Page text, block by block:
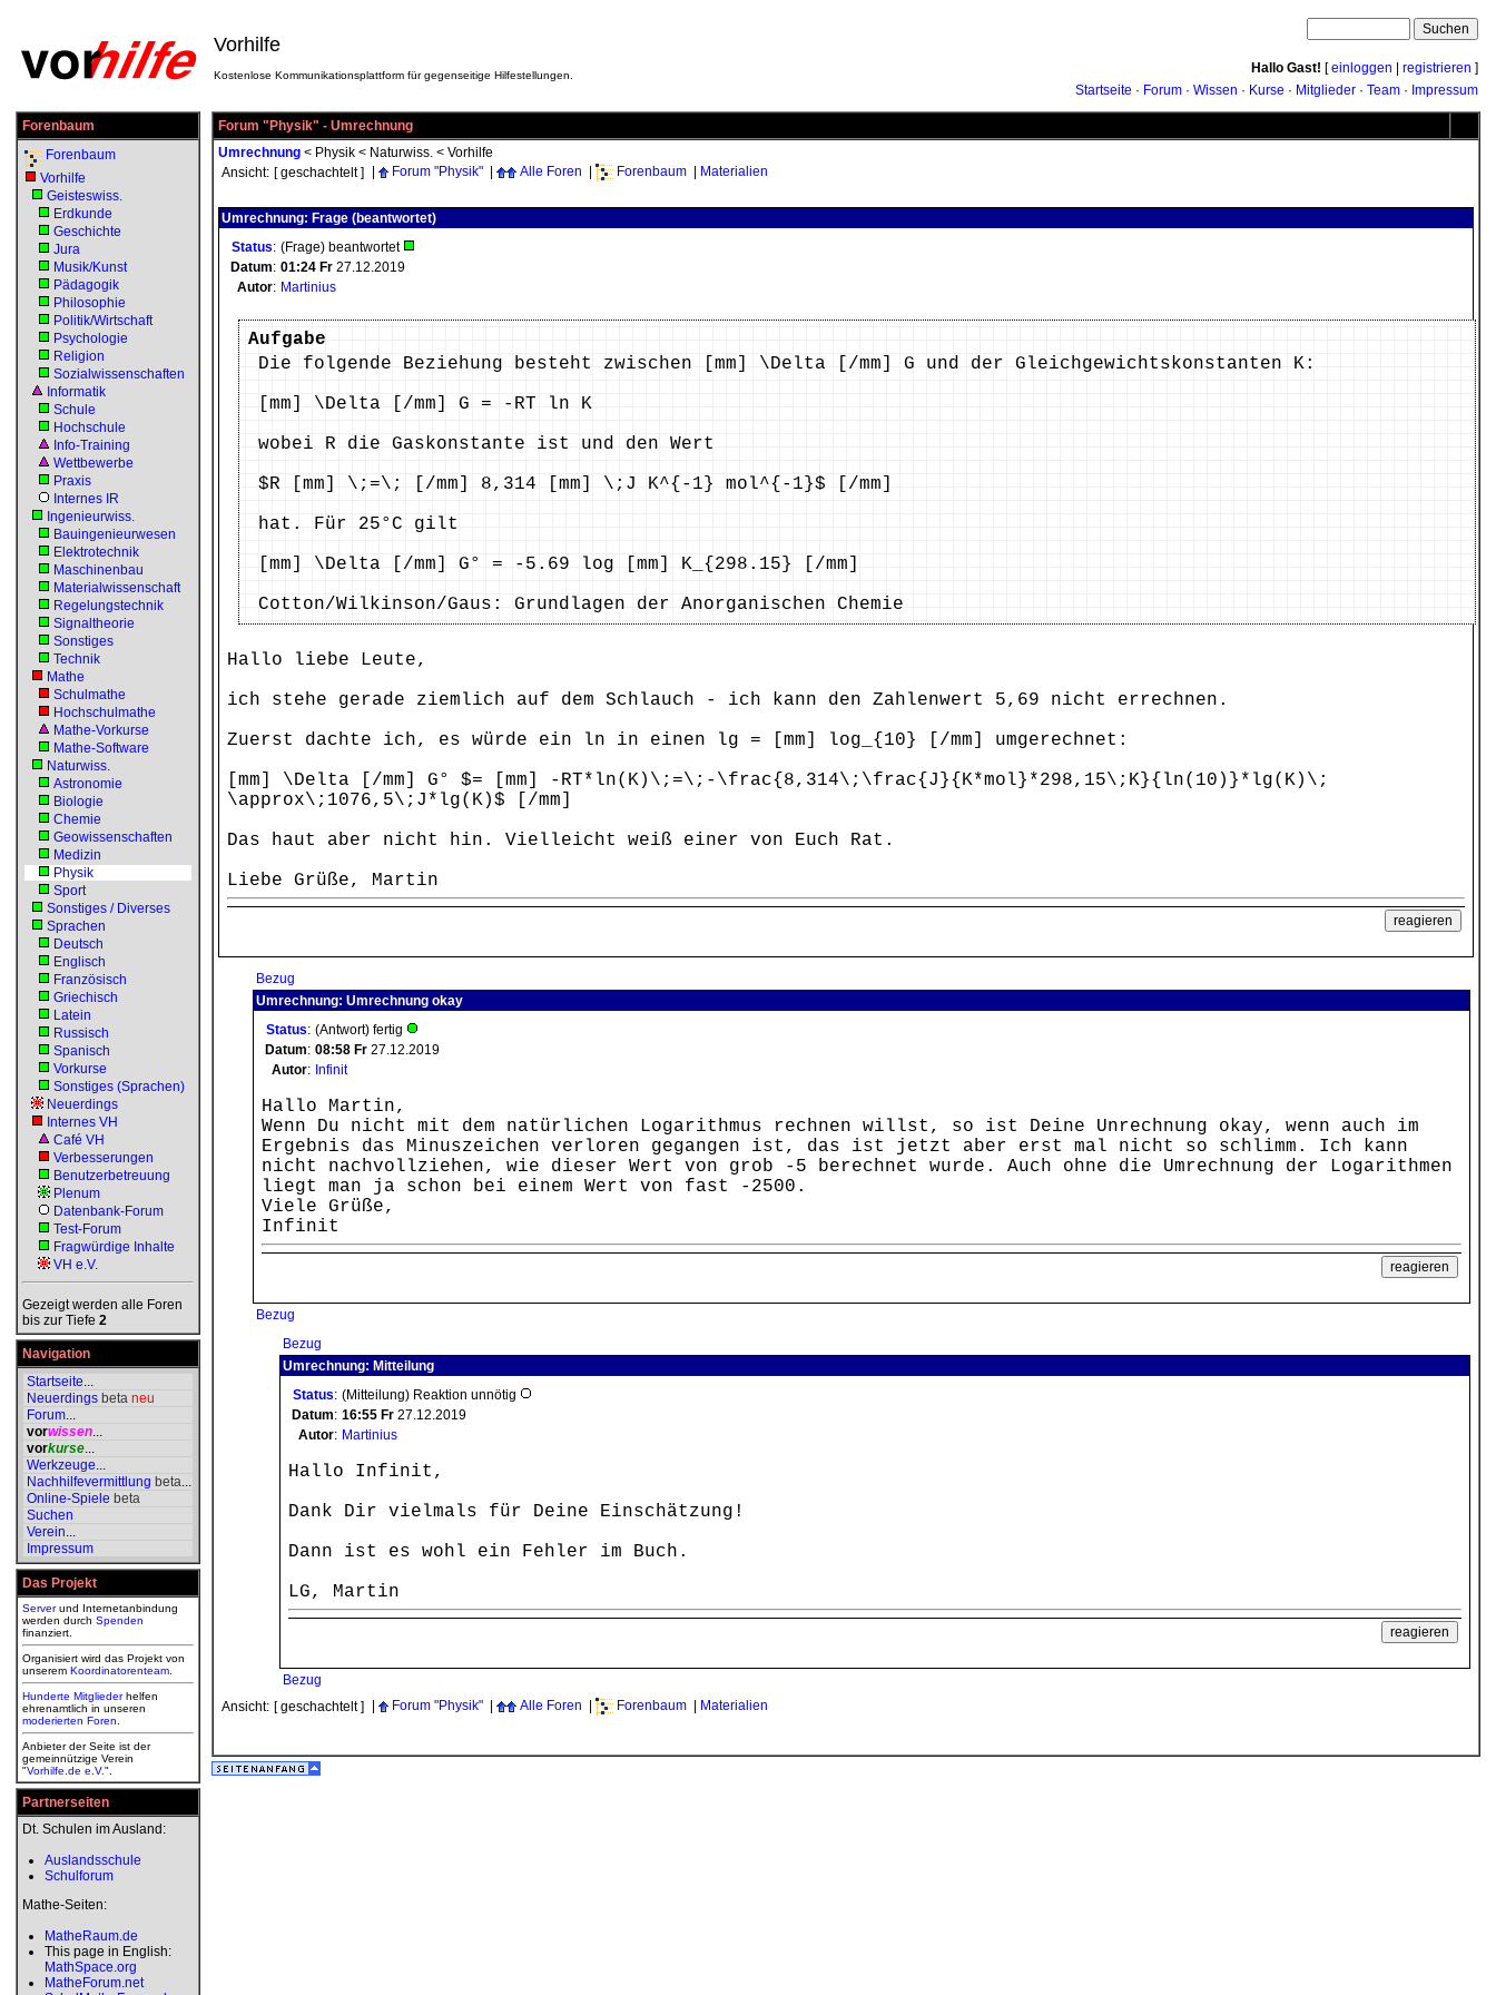
Vorhilfe
Kostenlose Kommunikationsplattform für gegenseitige Hilfestellungen. Hallo Gast! [einloggen registrieren ]
Startseite · Forum · Wissen · Kurse · Mitglieder · Team · Impressum
Forenbaum
Forenbaum
Vorhilfe
Geisteswiss.
Erdkunde
Geschichte
Jura
Musik/Kunst
Pädagogik
Philosophie
Politik/Wirtschaft
Psychologie
Religion
Sozialwissenschaften
Informatik
Schule
Hochschule
Info-Training
Wettbewerbe
Praxis
Internes IR
Ingenieurwiss.
Bauingenieurwesen
Elektrotechnik
Maschinenbau
Materialwissenschaft
Regelungstechnik
Signaltheorie
Sonstiges
Technik
Mathe
Schulmathe
Hochschulmathe
Mathe-Vorkurse
Mathe-Software
Naturwiss.
Astronomie
Biologie
Chemie
Geowissenschaften
Medizin
Physik
Sport
Sonstiges / Diverses
Sprachen
Deutsch
Englisch
Französisch
Griechisch
Latein
Russisch
Spanisch
Vorkurse
Sonstiges (Sprachen)
Neuerdings
Internes VH
Café VH
Verbesserungen
Benutzerbetreuung
Plenum
Datenbank-Forum
Test-Forum
Fragwürdige Inhalte
VH e.V.
Gezeigt werden alle Foren
bis zur Tiefe 2
Navigation
Startseite...
Neuerdings beta neu
Forum...
vorwissen...
vorkurse...
Werkzeuge...
Nachhilfevermittlung beta...
Online-Spiele beta
Suchen
Verein...
Impressum
Das Projekt
Serverund Internetanbindung
werden durch Spenden
finanziert.
Organisiert wird das Projekt von
unserem Koordinatorenteam
Hunderte Mitgliederhelfen
ehrenamtlich in unseren
moderierten Foren
Anbieter der Seite ist der
gemeinnützige Verein
"Vorhilfe.de e.V.".
Partnerseiten
Dt. Schulen im Ausland:
Auslandsschule
Schulforum
Mathe-Seiten:
MatheRaum.de
This page in English:
MathSpace.org
MatheForum.net
Forum "Physik" - Umrechnung
Umrechnung < Physik < Naturwiss. < Vorhilfe
Ansicht: [ geschachtelt ] Forum "Physik" Alle Foren Forenbaum Materialien
Umrechnung: Frage (beantwortet)
Status: (Frage) beantwortet
Datum: 01:24 Fr 27.12.2019
Autor: Martinius
Aufgabe
Die folgende Beziehung besteht zwischen [mm] \Delta [/mm] G und der Gleichgewichtskonstanten K:
[mm] \Delta [/mm] G = -RT ln K
wobei R die Gaskonstante ist und den Wert
$R [mm] \;=\; [/mm] 8,314 [mm] \;J K^{-1} mol^{-1}$ [/mm]
hat. Für 25°C gilt
[mm] \Delta [/mm] G° = -5.69 log [mm] K_{298.15} [/mm]
Cotton/Wilkinson/Gaus: Grundlagen der Anorganischen Chemie
Hallo liebe Leute,
ich stehe gerade ziemlich auf dem Schlauch - ich kann den Zahlenwert 5,69 nicht errechnen.
Zuerst dachte ich, es würde ein ln in einen lg = [mm] log_{10} [/mm] umgerechnet:
[mm] \Delta [/mm] G° $= [mm] -RT*ln(K)\;=\;-\frac{8,314\;\frac{J}{K*mol}*298,15\;K}{ln(10)}*lg(K)\;
\approx\;1076,5\;J*lg(K)$ [/mm]
Das haut aber nicht hin. Vielleicht weiß einer von Euch Rat.
Liebe Grüße, Martin
Bezug
Umrechnung: Umrechnung okay
Status: (Antwort) fertig
Datum: 08:58 Fr 27.12.2019
Autor: Infinit
Hallo Martin,
Wenn Du nicht mit dem natürlichen Logarithmus rechnen willst, so ist Deine Unrechnung okay, wenn auch im
Ergebnis das Minuszeichen verloren gegangen ist, das ist jetzt aber erst mal nicht so schlimm. Ich kann
nicht nachvollziehen, wie dieser Wert von grob -5 berechnet wurde. Auch ohne die Umrechnung der Logarithmen
liegt man ja schon bei einem Wert von fast -2500.
Viele Grüße,
Infinit
Bezug
Bezug
Umrechnung: Mitteilung
Status: (Mitteilung) Reaktion unnötig
Datum: 16:55 Fr 27.12.2019
Autor: Martinius
Hallo Infinit,
Dank Dir vielmals für Deine Einschätzung!
Dann ist es wohl ein Fehler im Buch.
LG, Martin
Bezug
Ansicht: [ geschachtelt ] Forum "Physik" Alle Foren Forenbaum Materialien